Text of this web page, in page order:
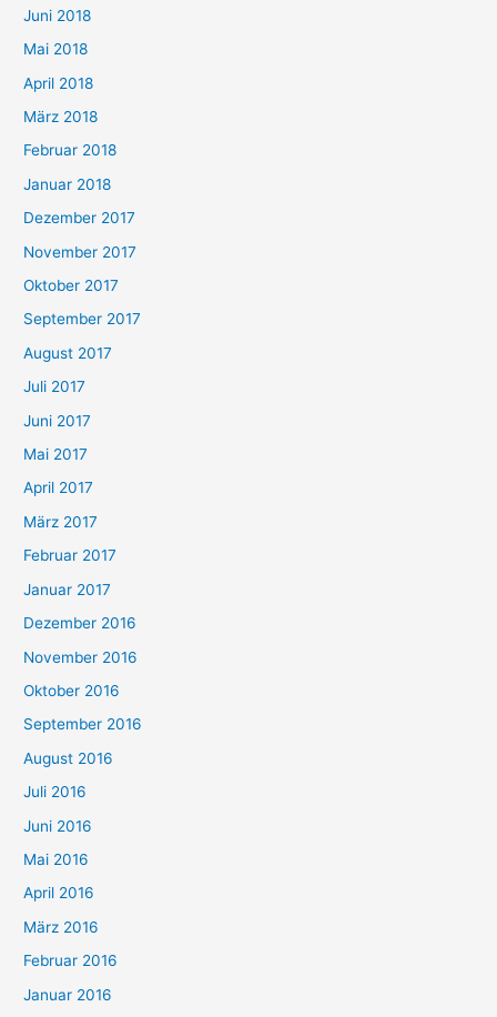
Juni 2018
Mai 2018
April 2018
März 2018
Februar 2018
Januar 2018
Dezember 2017
November 2017
Oktober 2017
September 2017
August 2017
Juli 2017
Juni 2017
Mai 2017
April 2017
März 2017
Februar 2017
Januar 2017
Dezember 2016
November 2016
Oktober 2016
September 2016
August 2016
Juli 2016
Juni 2016
Mai 2016
April 2016
März 2016
Februar 2016
Januar 2016